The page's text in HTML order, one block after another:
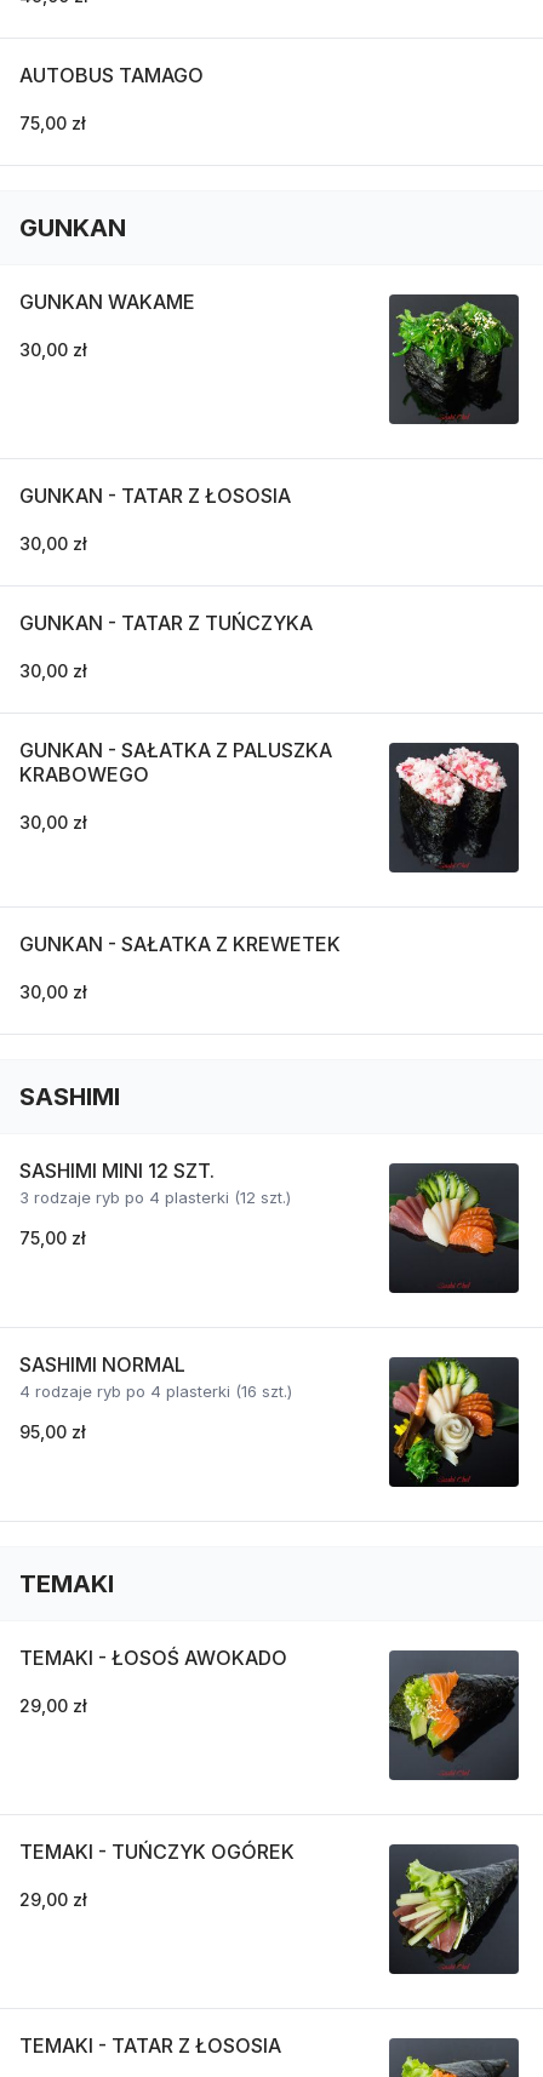
AUTOBUS TAMAGO
75,00 zł
GUNKAN
GUNKAN WAKAME
30,00 zł
GUNKAN - TATAR Z ŁOSOSIA
30,00 zł
GUNKAN - TATAR Z TUŃCZYKA
30,00 zł
GUNKAN - SAŁATKA Z PALUSZKA
KRABOWEGO
30,00 zł
GUNKAN - SAŁATKA Z KREWETEK
30,00 zł
SASHIMI
SASHIMI MINI 12 SZT.
3 rodzaje ryb po 4 plasterki (12 szt.)
75,00 zł
SASHIMI NORMAL
4 rodzaje ryb po 4 plasterki (16 szt.)
95,00 zł
TEMAKI
TEMAKI - ŁOSOŚ AWOKADO
29,00 zł
TEMAKI - TUŃCZYK OGÓREK
29,00 zł
TEMAKI - TATAR Z ŁOSOSIA